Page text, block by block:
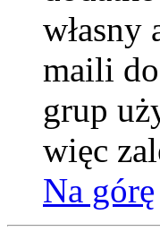
własny
maili
grup
więc
Na górę